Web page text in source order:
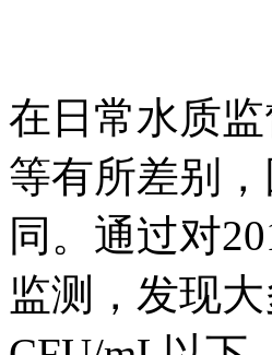
在日常水质
等有所差别
同。通过对
监测，发现